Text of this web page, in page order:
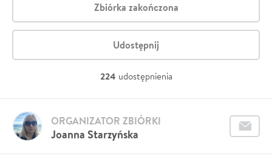
Zbiórka zakończona
Udostępnij
224 udostępnienia
Joanna Starzyńska
ORGANIZATOR ZBIÓRKI